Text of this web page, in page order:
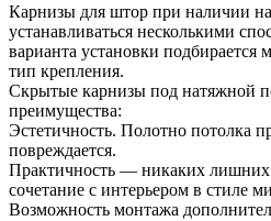
Карнизы для штор при наличии
устанавливаться несколькими
варианта установки подбирается
тип крепления.
Скрытые карнизы под натяжной
преимущества:
Эстетичность. Полотно потолка
повреждается.
Практичность — никаких лишних
сочетание с интерьером в стиле
Возможность монтажа